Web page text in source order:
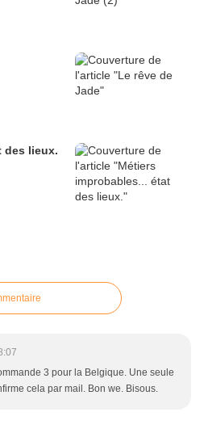
des lieux.
3 pour la Belgique. Une seule
cela par mail. Bon we. Bisous.